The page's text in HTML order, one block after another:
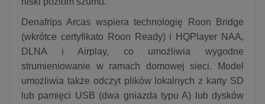
Denafrips Arcas wspiera technologię Roon Bridge
(wkrótce certyfikato Roon Ready) i HQPlayer NAA,
DLNA i Airplay, co umożliwia wygodne
strumieniowanie w ramach domowej sieci. Model
umożliwia także odczyt plików lokalnych z karty SD
lub pamięci USB (dwa gniazda typu A) lub dysków